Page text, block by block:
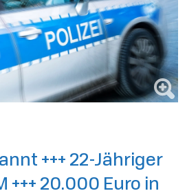
+++ 22-Jähriger
+++ 20.000 Euro in